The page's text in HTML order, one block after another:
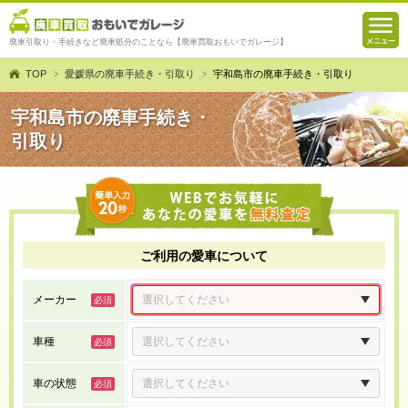
廃車引取り・手続きなど廃車処分のことなら【廃車買取おもいでガレージ】
TOP 愛媛県の廃車手続き・引取り 宇和島市の廃車手続き・引取り
宇和島市の廃車手続き・
引取り
ご利用の愛車について
メーカー
車種
車の状態